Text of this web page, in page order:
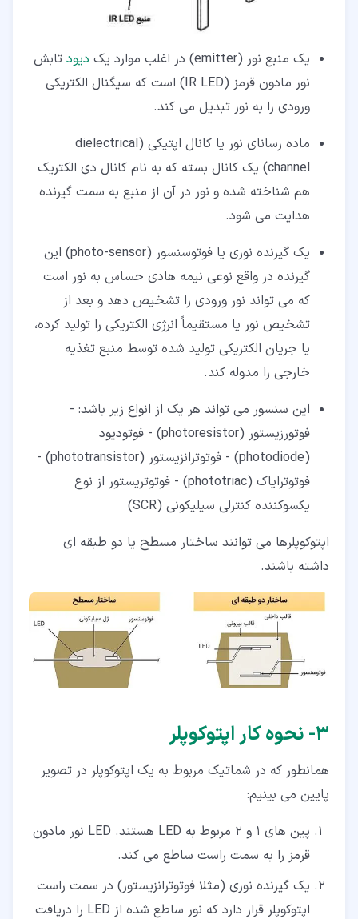
یک منبع نور (emitter) در اغلب موارد یک دیود تابش
نور مادون قرمز (IR LED) است که سیگنال الکتریکی
ورودی را به نور تبدیل می کند.
ماده رسانای نور یا کانال اپتیکی (dielectrical
channel) یک کانال بسته که به نام کانال دی الکتریک
هم شناخته شده و نور در آن از منبع به سمت گیرنده
هدایت می شود.
یک گیرنده نوری یا فوتوسنسور (photo-sensor) این
گیرنده در واقع نوعی نیمه هادی حساس به نور است
که می تواند نور ورودی را تشخیص دهد و بعد از
تشخیص نور یا مستقیماً انرژی الکتریکی را تولید کرده،
یا جریان الکتریکی تولید شده توسط منبع تغذیه
خارجی را مدوله کند.
این سنسور می تواند هر یک از انواع زیر باشد: -
فوتورزیستور (photoresistor) - فوتودیود
(photodiode) - فوتوترانزیستور (phototransistor) -
فوتوترایاک (phototriac) - فوتوتریستور از نوع
یکسوکننده کنترلی سیلیکونی (SCR)
اپتوکوپلرها می توانند ساختار مسطح یا دو طبقه ای
داشته باشند.
۳‏- نحوه کار اپتوکوپلر
همانطور که در شماتیک مربوط به یک اپتوکوپلر در تصویر
پایین می بینیم:
پین های 1 و 2 مربوط به LED هستند. LED نور مادون
قرمز را به سمت راست ساطع می کند.
یک گیرنده نوری (مثلا فوتوترانزیستور) در سمت راست
اپتوکوپلر قرار دارد که نور ساطع شده از LED را دریافت